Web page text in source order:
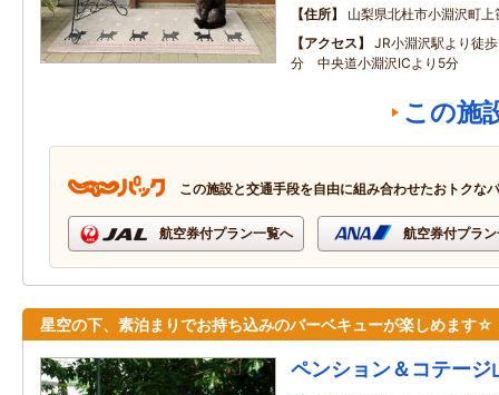
住所
山梨県北杜市小淵沢町
アクセス
JR小淵沢駅より徒
分 中央道小淵沢ICより5分
この施
この施設と交通手段を自由に組み合わせたおトクな
航空券付プラン一覧へ 航空券付プラ
星空の下、素泊まりでお持ち込みのバーベキューが楽しめます☆
ペンション＆コテージ